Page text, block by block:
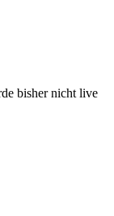
bisher nicht live